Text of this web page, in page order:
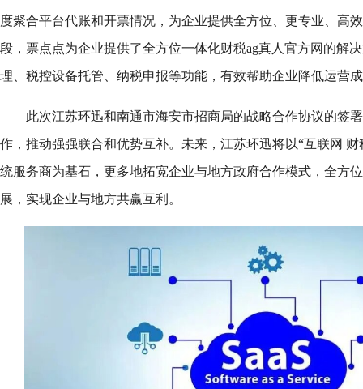
度聚合平台代账和开票情况，为企业提供全方位、更专业、高
段，票点点为企业提供了全方位一体化财税ag真人官方网的解
理、税控设备托管、纳税申报等功能，有效帮助企业降低运营
此次江苏环迅和南通市海安市招商局的战略合作协议的签
作，推动强强联合和优势互补。未来，江苏环迅将以“互联网 财
统服务商为基石，更多地拓宽企业与地方政府合作模式，全方
展，实现企业与地方共赢互利。